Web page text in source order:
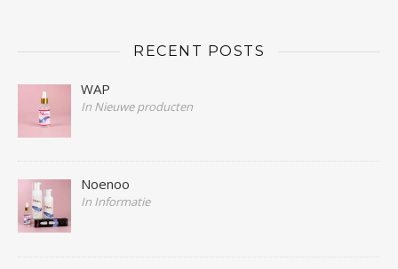
RECENT POSTS
WAP
In Nieuwe producten
Noenoo
In Informatie